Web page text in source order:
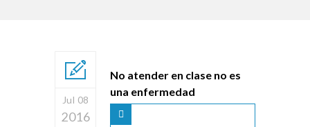
Jul 08
2016
No atender en clase no es
una enfermedad